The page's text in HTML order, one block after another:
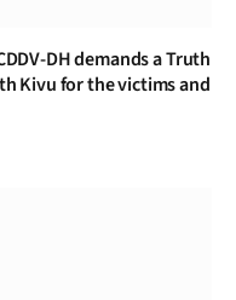
DH demands a Truth
Kivu for the victims and